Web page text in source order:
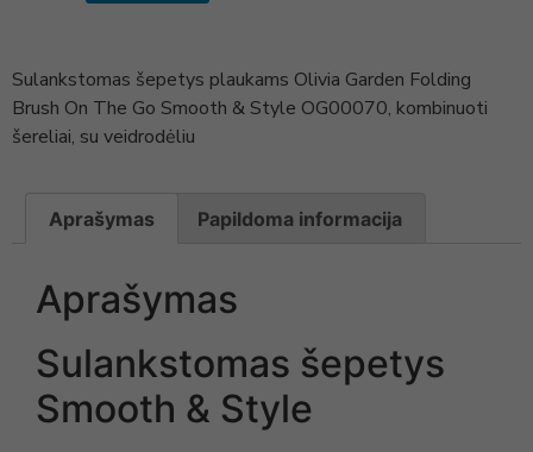
Sulankstomas šepetys plaukams Olivia Garden Folding
Brush On The Go Smooth & Style OG00070, kombinuoti
šereliai, su veidrodėliu
Aprašymas Papildoma informacija
Aprašymas
Sulankstomas šepetys
Smooth & Style